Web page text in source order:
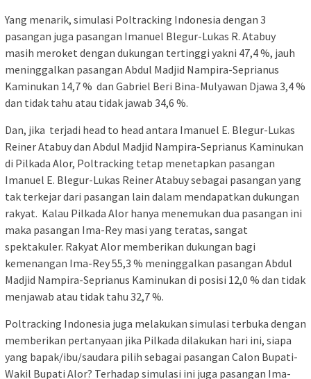
Yang menarik, simulasi Poltracking Indonesia dengan 3
pasangan juga pasangan Imanuel Blegur-Lukas R. Atabuy
masih meroket dengan dukungan tertinggi yakni 47,4 %, jauh
meninggalkan pasangan Abdul Madjid Nampira-Seprianus
Kaminukan 14,7 % dan Gabriel Beri Bina-Mulyawan Djawa 3,4 %
dan tidak tahu atau tidak jawab 34,6 %.
Dan, jika terjadi head to head antara Imanuel E. Blegur-Lukas
Reiner Atabuy dan Abdul Madjid Nampira-Seprianus Kaminukan
di Pilkada Alor, Poltracking tetap menetapkan pasangan
Imanuel E. Blegur-Lukas Reiner Atabuy sebagai pasangan yang
tak terkejar dari pasangan lain dalam mendapatkan dukungan
rakyat. Kalau Pilkada Alor hanya menemukan dua pasangan ini
maka pasangan Ima-Rey masi yang teratas, sangat
spektakuler. Rakyat Alor memberikan dukungan bagi
kemenangan Ima-Rey 55,3 % meninggalkan pasangan Abdul
Madjid Nampira-Seprianus Kaminukan di posisi 12,0 % dan tidak
menjawab atau tidak tahu 32,7 %.
Poltracking Indonesia juga melakukan simulasi terbuka dengan
memberikan pertanyaan jika Pilkada dilakukan hari ini, siapa
yang bapak/ibu/saudara pilih sebagai pasangan Calon Bupati-
Wakil Bupati Alor? Terhadap simulasi ini juga pasangan Ima-